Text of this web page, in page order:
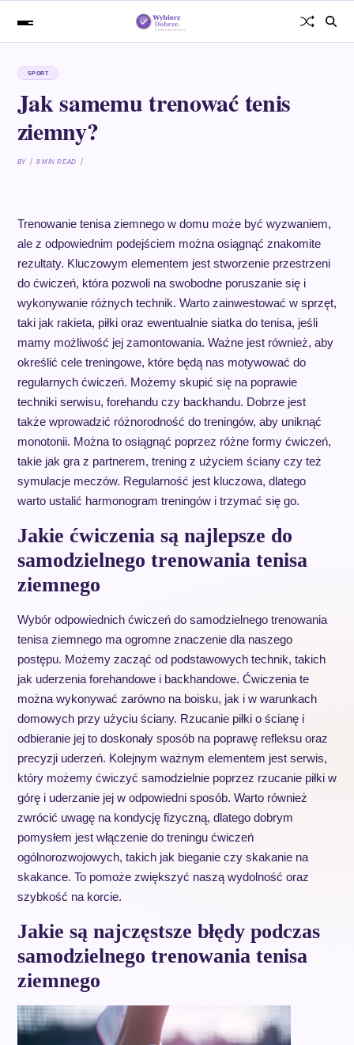
SPORT
Jak samemu trenować tenis
ziemny?
BY 8 MIN READ
Trenowanie tenisa ziemnego w domu może być wyzwaniem,
ale z odpowiednim podejściem można osiągnąć znakomite
rezultaty. Kluczowym elementem jest stworzenie przestrzeni
do ćwiczeń, która pozwoli na swobodne poruszanie się i
wykonywanie różnych technik. Warto zainwestować w sprzęt,
taki jak rakieta, piłki oraz ewentualnie siatka do tenisa, jeśli
mamy możliwość jej zamontowania. Ważne jest również, aby
określić cele treningowe, które będą nas motywować do
regularnych ćwiczeń. Możemy skupić się na poprawie
techniki serwisu, forehandu czy backhandu. Dobrze jest
także wprowadzić różnorodność do treningów, aby uniknąć
monotonii. Można to osiągnąć poprzez różne formy ćwiczeń,
takie jak gra z partnerem, trening z użyciem ściany czy też
symulacje meczów. Regularność jest kluczowa, dlatego
warto ustalić harmonogram treningów i trzymać się go.
Jakie ćwiczenia są najlepsze do
samodzielnego trenowania tenisa
ziemnego
Wybór odpowiednich ćwiczeń do samodzielnego trenowania
tenisa ziemnego ma ogromne znaczenie dla naszego
postępu. Możemy zacząć od podstawowych technik, takich
jak uderzenia forehandowe i backhandowe. Ćwiczenia te
można wykonywać zarówno na boisku, jak i w warunkach
domowych przy użyciu ściany. Rzucanie piłki o ścianę i
odbieranie jej to doskonały sposób na poprawę refleksu oraz
precyzji uderzeń. Kolejnym ważnym elementem jest serwis,
który możemy ćwiczyć samodzielnie poprzez rzucanie piłki w
górę i uderzanie jej w odpowiedni sposób. Warto również
zwrócić uwagę na kondycję fizyczną, dlatego dobrym
pomysłem jest włączenie do treningu ćwiczeń
ogólnorozwojowych, takich jak bieganie czy skakanie na
skakance. To pomoże zwiększyć naszą wydolność oraz
szybkość na korcie.
Jakie są najczęstsze błędy podczas
samodzielnego trenowania tenisa
ziemnego